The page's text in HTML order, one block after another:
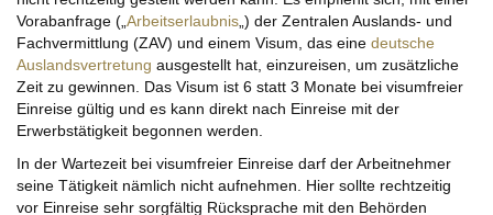
Vorabanfrage („ Arbeitserlaubnis „) der Zentralen Auslands- und
Fachvermittlung (ZAV) und einem Visum, das eine deutsche
Auslandsvertretung ausgestellt hat, einzureisen, um zusätzliche
Zeit zu gewinnen. Das Visum ist 6 statt 3 Monate bei visumfreier
Einreise gültig und es kann direkt nach Einreise mit der
Erwerbstätigkeit begonnen werden.
In der Wartezeit bei visumfreier Einreise darf der Arbeitnehmer
seine Tätigkeit nämlich nicht aufnehmen. Hier sollte rechtzeitig
vor Einreise sehr sorgfältig Rücksprache mit den Behörden